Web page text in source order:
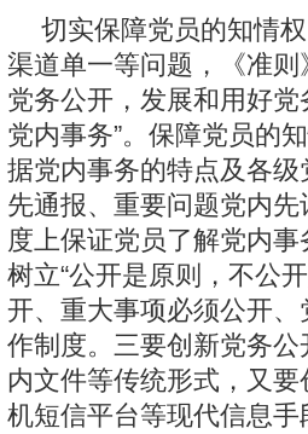
切实保障党员的知情
渠道单一等问题，《准则
党务公开，发展和用好
党内事务”。保障党员的
据党内事务的特点及各
先通报、重要问题党内
度上保证党员了解党内
树立“公开是原则，不公
开、重大事项必须公开
作制度。三要创新党务
内文件等传统形式，又
机短信平台等现代信息